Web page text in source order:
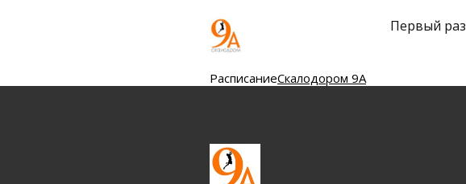
Первый раз
РасписаниеСкалодором 9А